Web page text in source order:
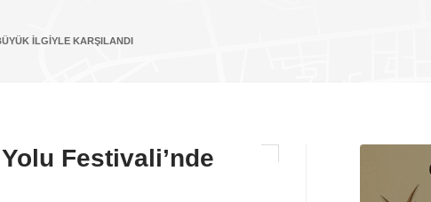
İLGIYLE KARŞILANDI
Festivali’nde